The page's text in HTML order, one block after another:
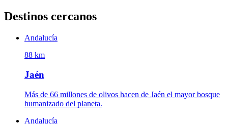
Destinos cercanos
Andalucía
88 km
Jaén
Más de 66 millones de olivos hacen de Jaén el mayor bosque
humanizado del planeta.
Andalucía